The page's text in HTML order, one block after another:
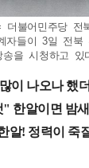
불어민주당 전
자들이 3일 전북
송을 시청하고 있